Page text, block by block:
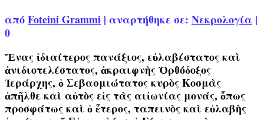
απόFoteini Grammi | αναρτήθηκε σε: Νεκρολογία |
0
Ἕνας ἰδιαίτερος πανάξιος, εὐλαβέστατος καὶ
ἀνιδιοτελέστατος, ἀκραιφνὴς Ὀρθόδοξος
Ἱεράρχης, ὁ Σεβασμιώτατος κυρὸς Κοσμὰς
ἀπῆλθε καὶ αὐτὸς εἰς τὰς αιἰωνίας μονάς, ὅπως
προσφάτως καὶ ὁ ἕτερος, ταπεινὸς καὶ εὐλαβὴς